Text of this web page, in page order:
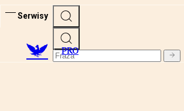
Serwisy
PRO